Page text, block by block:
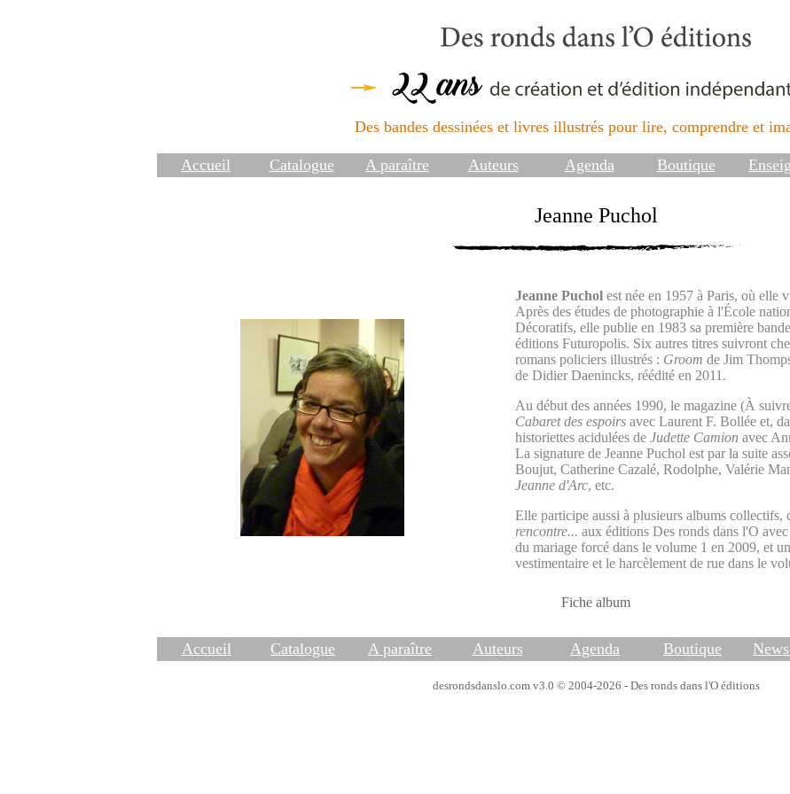
Des bandes dessinées et livres illustrés pour lire, comprendre et
Accueil Catalogue A paraître Auteurs Agenda Boutique
Jeanne Puchol
Jeanne Puchol est née en 1957 à Paris, où elle
Après des études de photographie à l'École
Décoratifs, elle publie en 1983 sa première
éditions Futuropolis. Six autres titres suivront
romans policiers illustrés : Groom de Jim
de Didier Daenincks, réédité en 2011.
Au début des années 1990, le magazine (À
Cabaret des espoirs avec Laurent F. Bollée et,
historiettes acidulées de Judette Camion avec
La signature de Jeanne Puchol est par la suite
Boujut, Catherine Cazalé, Rodolphe, Valérie
Jeanne d'Arc, etc.
Elle participe aussi à plusieurs albums collectifs,
rencontre... aux éditions Des ronds dans l'O
du mariage forcé dans le volume 1 en 2009, et
vestimentaire et le harcèlement de rue dans le
Fiche album
Accueil Catalogue A paraître Auteurs Agenda Boutique
desrondsdanslo.com v3.0 © 2004-2026 - Des ronds dans l'O éditions